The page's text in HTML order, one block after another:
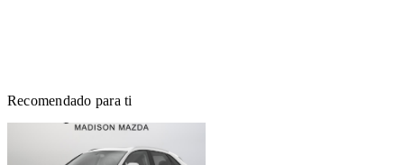
Recomendado para ti